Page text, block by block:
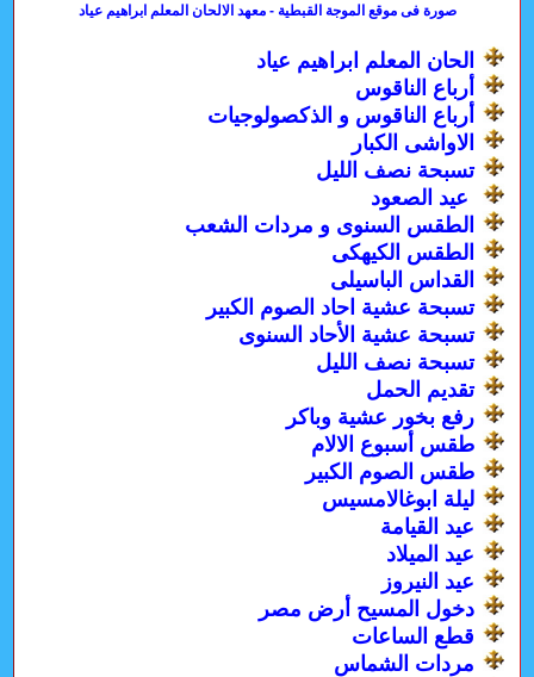
صورة فى موقع الموجة القبطية - معهد الالحان المعلم ابراهيم عياد
الحان المعلم ابراهيم عياد
أرباع الناقوس
أرباع الناقوس و الذكصولوجيات
الاواشى الكبار
تسبحة نصف الليل
عيد الصعود
الطقس السنوى و مردات الشعب
الطقس الكيهكى
القداس الباسيلى
تسبحة عشية احاد الصوم الكبير
تسبحة عشية الأحاد السنوى
تسبحة نصف الليل
تقديم الحمل
رفع بخور عشية وباكر
طقس أسبوع الالام
طقس الصوم الكبير
ليلة ابوغالامسيس
عيد القيامة
عيد الميلاد
عيد النيروز
دخول المسيح أرض مصر
قطع الساعات
مردات الشماس